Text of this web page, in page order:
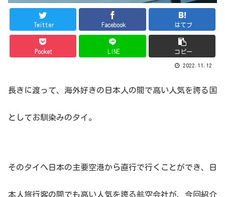
Twitter Facebook はてブ
Pocket LINE コピー
2022.11.12
長きに渡って、海外好きの日本人の間で高い人気を誇る国
としてお馴染みのタイ。
そのタイへ日本の主要空港から直行で行くことができ、日
本人旅行客の間でも高い人気を誇る航空会社が、今回紹介